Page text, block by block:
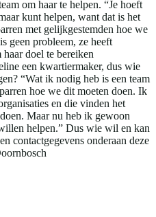
om haar te helpen. “Je hoeft
kunt helpen, want dat is het
met gelijkgestemden hoe we
geen probleem, ze heeft
doel te bereiken
een kwartiermaker, dus wie
“Wat ik nodig heb is een team
hoe we dit moeten doen. Ik
en die vinden het
Maar nu heb ik gewoon
helpen.” Dus wie wil en kan
contactgegevens onderaan deze